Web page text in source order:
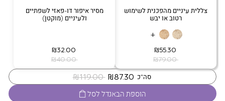
צללית עיניים מהפכנית לשימוש
רטוב או יבש
+
‏ ₪79.00
מסיר איפור דו-פאזי לשפתיים
ולעיניים (מוקטן)
‏ ₪40.00
סה"כ ‏ ₪119.00
הוספת הבאנדל לסל